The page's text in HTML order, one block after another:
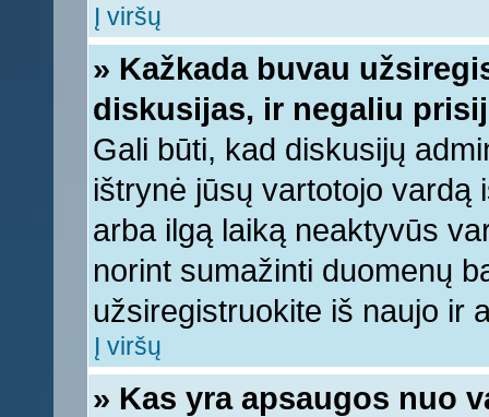
Į viršų
» Kažkada buvau
diskusijas, ir negaliu
Gali būti, kad diskusijų
ištrynė jūsų vartotojo vardą
arba ilgą laiką neaktyvūs
norint sumažinti duomenų
užsiregistruokite iš naujo ir
Į viršų
» Kas yra apsaugos nuo